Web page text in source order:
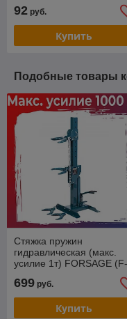
92 руб.
Купить
Подобные товары
Стяжка пружин
гидравлическая (макс.
усилие 1т) FORSAGE (F-
699 руб.
Купить